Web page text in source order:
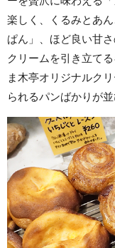
楽しく、くるみとあ
ぱん」、ほど良い甘
クリームを引き立て
ま木亭オリジナルク
られるパンばかりが並